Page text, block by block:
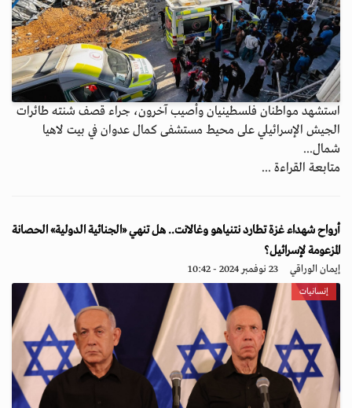
استشهد مواطنان فلسطينيان وأصيب آخرون، جراء قصف شنته طائرات
الجيش الإسرائيلي على محيط مستشفى كمال عدوان في بيت لاهيا
شمال...
متابعة القراءة ...
أرواح شهداء غزة تطارد نتنياهو وغالانت.. هل تنهي «الجنائية الدولية» الحصانة
المزعومة لإسرائيل؟
إيمان الوراقي 23 نوفمبر 2024 - 10:42
إنسانيات